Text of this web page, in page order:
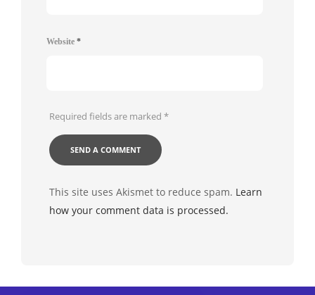
Website *
Required fields are marked *
This site uses Akismet to reduce spam. Learn
how your comment data is processed.